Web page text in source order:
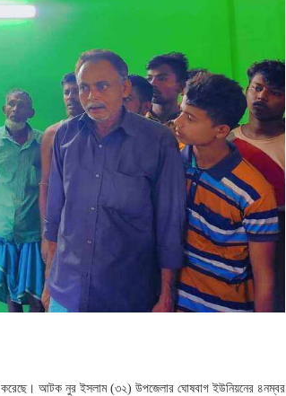
করেছে। আটক নুর ইসলাম (৩২) উপজেলার ঘোষবাগ ইউনিয়নের ৪নম্বর